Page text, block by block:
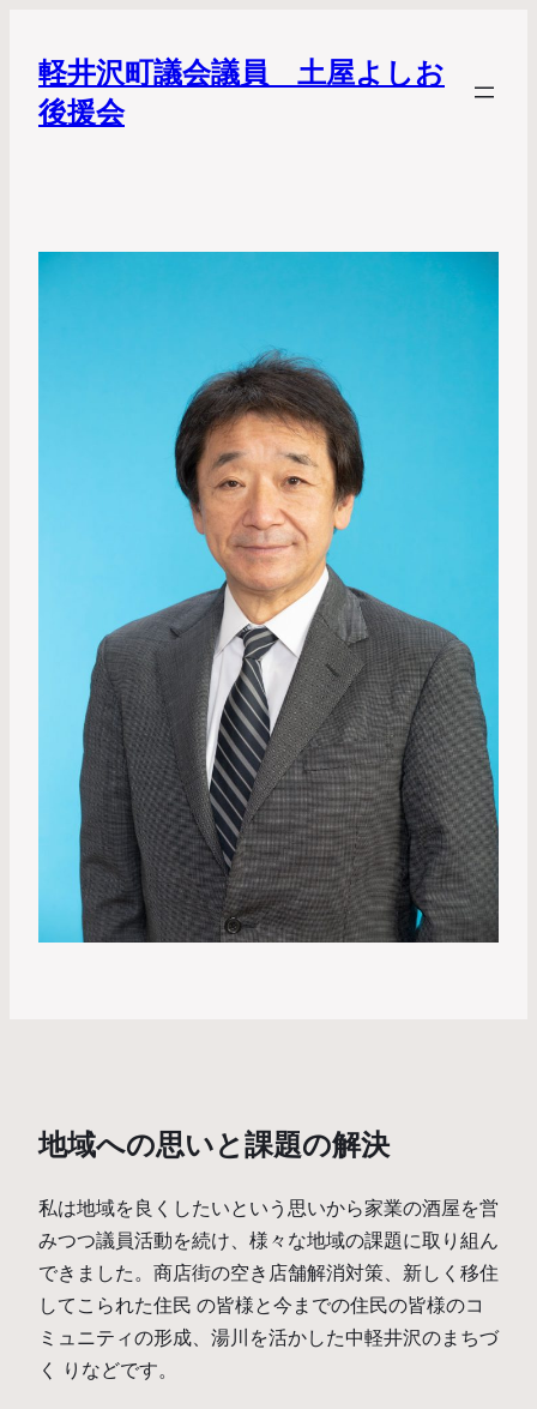
軽井沢町議会議員 土屋よしお
後援会
地域への思いと課題の解決
私は地域を良くしたいという思いから家業の酒屋を営
みつつ議員活動を続け、様々な地域の課題に取り組ん
できました。商店街の空き店舗解消対策、新しく移住
してこられた住民 の皆様と今までの住民の皆様のコ
ミュニティの形成、湯川を活かした中軽井沢のまちづ
く りなどです。